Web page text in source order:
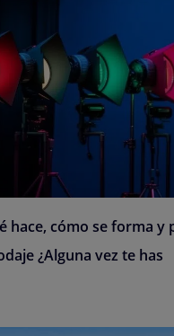
hace, cómo se forma y
¿Alguna vez te has